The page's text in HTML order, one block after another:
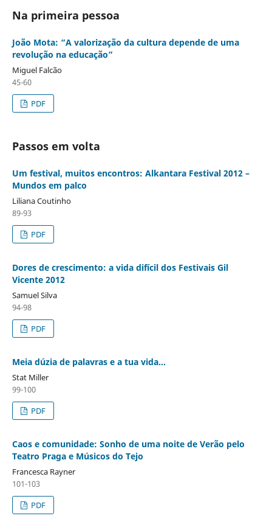
Na primeira pessoa
João Mota: “A valorização da cultura depende de uma
revolução na educação”
Miguel Falcão
45-60
PDF
Passos em volta
Um festival, muitos encontros: Alkantara Festival 2012 –
Mundos em palco
Liliana Coutinho
89-93
PDF
Dores de crescimento: a vida difícil dos Festivais Gil
Vicente 2012
Samuel Silva
94-98
PDF
Meia dúzia de palavras e a tua vida…
Stat Miller
99-100
PDF
Caos e comunidade: Sonho de uma noite de Verão pelo
Teatro Praga e Músicos do Tejo
Francesca Rayner
101-103
PDF